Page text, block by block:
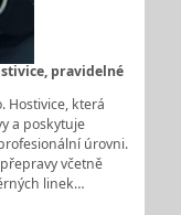
pravidelné
Hostivice, která
a poskytuje
úrovni.
včetně
linek…